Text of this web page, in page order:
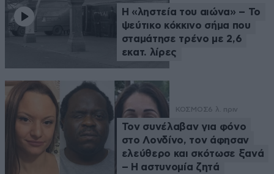
Η «ληστεία του αιώνα» – Το
ψεύτικο κόκκινο σήμα που
σταμάτησε τρένο με 2,6
εκατ. λίρες
ΚΟΣΜΟΣ6 λ. πριν
Τον συνέλαβαν για φόνο
στο Λονδίνο, τον άφησαν
ελεύθερο και σκότωσε ξανά
– Η αστυνομία ζητά